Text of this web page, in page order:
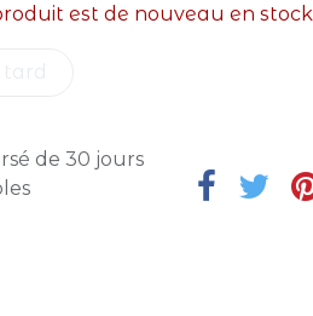
est de nouveau en stock
de 30 jours